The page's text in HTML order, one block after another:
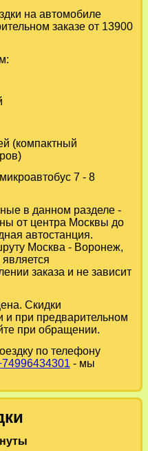
на автомобиле
заказе от 13900
(компактный
7 - 8
в данном разделе -
от центра Москвы до
автостанция.
Москва - Воронеж,
заказа и не зависит
Скидки
и при предварительном
при обращении.
по телефону
- мы